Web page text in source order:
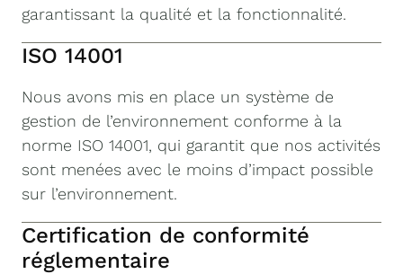
garantissant la qualité et la fonctionnalité.
ISO 14001
Nous avons mis en place un système de
gestion de l’environnement conforme à la
norme ISO 14001, qui garantit que nos activités
sont menées avec le moins d’impact possible
sur l’environnement.
Certification de conformité
réglementaire